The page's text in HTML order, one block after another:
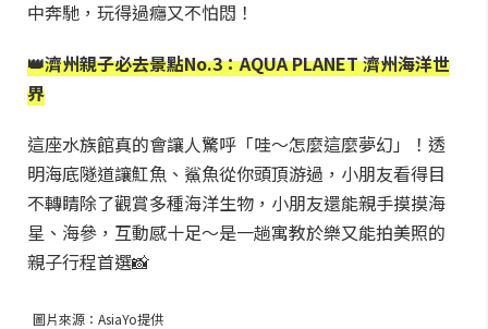
中奔馳，玩得過癮又不怕悶！
👑濟州親子必去景點No.3：AQUA PLANET 濟州海洋世
界
這座水族館真的會讓人驚呼「哇～怎麼這麼夢幻」！透
明海底隧道讓魟魚、鯊魚從你頭頂游過，小朋友看得目
不轉睛除了觀賞多種海洋生物，小朋友還能親手摸摸海
星、海參，互動感十足～是一趟寓教於樂又能拍美照的
親子行程首選📸
圖片來源：AsiaYo提供